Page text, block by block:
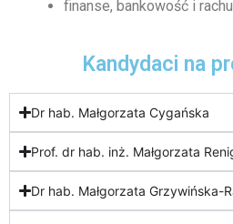
finanse, bankowość i
Kandydaci na
Dr hab. Małgorzata Cygańska
Prof. dr hab. inż. Małgorzata
Dr hab. Małgorzata Grzywińska-